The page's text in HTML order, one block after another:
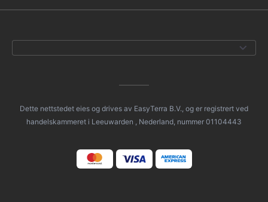
Dette nettstedet eies og drives av EasyTerra B.V., og er registrert ved
handelskammeret i Leeuwarden , Nederland, nummer 01104443